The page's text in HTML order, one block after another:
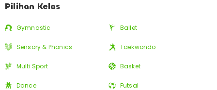
Pilihan Kelas
Gymnastic
Sensory & Phonics
Multi Sport
Dance
Ballet
Taekwondo
Basket
Futsal